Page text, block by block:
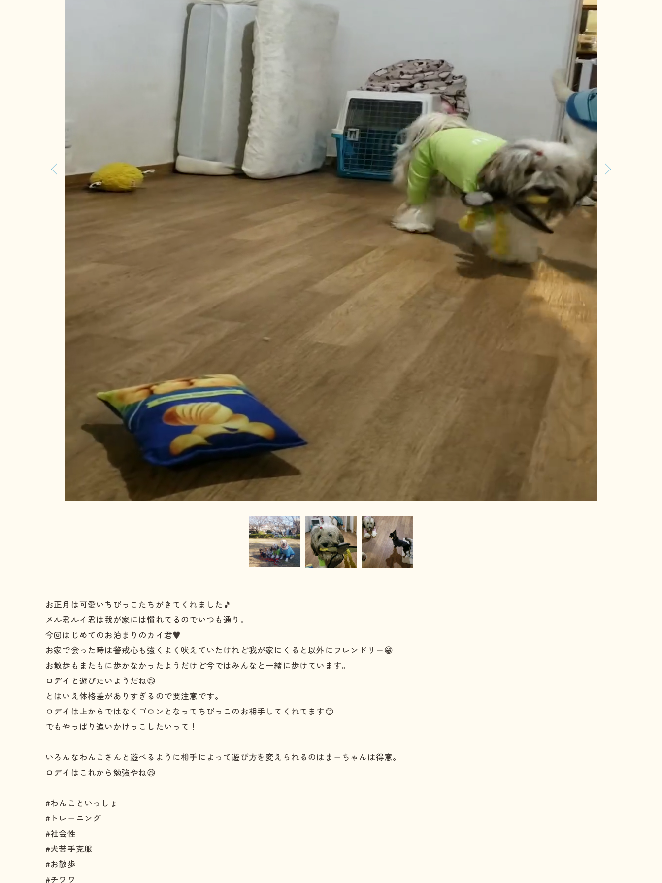
お正月は可愛いちびっこたちがきてくれました🎵
メル君ルイ君は我が家には慣れてるのでいつも通り。
今回はじめてのお泊まりのカイ君♥️
お家で会った時は警戒心も強くよく吠えていたけれど我が家にくると以外にフレンドリー😁
お散歩もまたもに歩かなかったようだけど今ではみんなと一緒に歩けています。
ロデイと遊びたいようだね😄
とはいえ体格差がありすぎるので要注意です。
ロデイは上からではなくゴロンとなってちびっこのお相手してくれてます😊
でもやっぱり追いかけっこしたいって！
いろんなわんこさんと遊べるように相手によって遊び方を変えられるのはまーちゃんは得意。
ロデイはこれから勉強やね😆
#わんこといっしょ
#トレーニング
#社会性
#犬苦手克服
#お散歩
#チワワ